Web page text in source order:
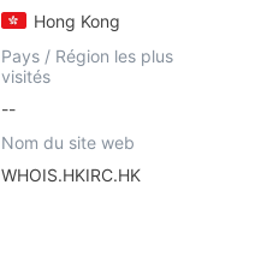
Hong Kong
Pays / Région les plus
visités
--
Nom du site web
WHOIS.HKIRC.HK